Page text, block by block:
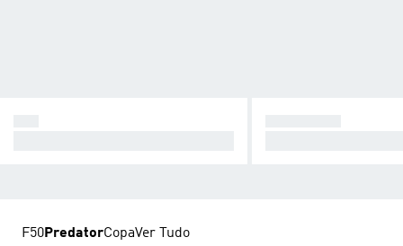
F50PredatorCopaVer Tudo